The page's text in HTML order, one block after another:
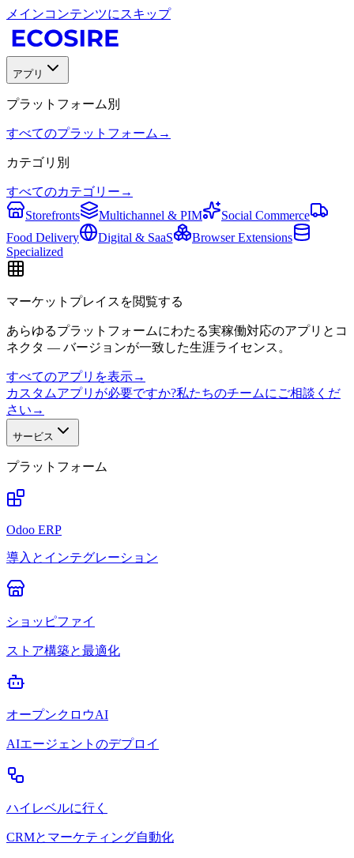
メインコンテンツにスキップ
アプリ
プラットフォーム別
すべてのプラットフォーム →
カテゴリ別
すべてのカテゴリー →
Storefronts
Multichannel & PIM
Social Commerce
Food Delivery
Digital & SaaS
Browser Extensions
Specialized
マーケットプレイスを閲覧する
あらゆるプラットフォームにわたる実稼働対応のアプリとコ
ネクタ — バージョンが一致した生涯ライセンス。
すべてのアプリを表示→
カスタムアプリが必要ですか?私たちのチームにご相談くだ
さい →
サービス
プラットフォーム
Odoo ERP
導入とインテグレーション
ショッピファイ
ストア構築と最適化
オープンクロウAI
AIエージェントのデプロイ
ハイレベルに行く
CRMとマーケティング自動化